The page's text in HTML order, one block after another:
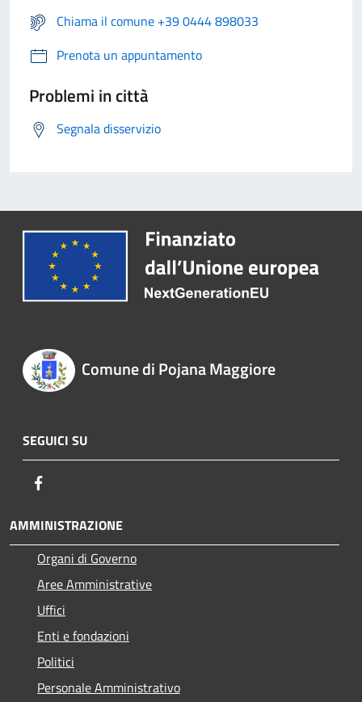
Chiama il comune +39 0444 898033
Prenota un appuntamento
Problemi in città
Segnala disservizio
Comune di Pojana Maggiore
SEGUICI SU
AMMINISTRAZIONE
Organi di Governo
Aree Amministrative
Uffici
Enti e fondazioni
Politici
Personale Amministrativo